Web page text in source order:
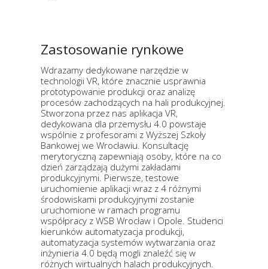
Zastosowanie rynkowe
Wdrazamy dedykowane narzędzie w
technologii VR, które znacznie usprawnia
prototypowanie produkcji oraz analizę
procesów zachodzących na hali produkcyjnej.
Stworzona przez nas aplikacja VR,
dedykowana dla przemysłu 4.0 powstaje
wspólnie z profesorami z Wyższej Szkoły
Bankowej we Wrocławiu. Konsultację
merytoryczną zapewniają osoby, które na co
dzień zarządzają dużymi zakładami
produkcyjnymi. Pierwsze, testowe
uruchomienie aplikacji wraz z 4 różnymi
środowiskami produkcyjnymi zostanie
uruchomione w ramach programu
współpracy z WSB Wrocław i Opole. Studenci
kierunków automatyzacja produkcji,
automatyzacja systemów wytwarzania oraz
inżynieria 4.0 będą mogli znaleźć się w
różnych wirtualnych halach produkcyjnych.